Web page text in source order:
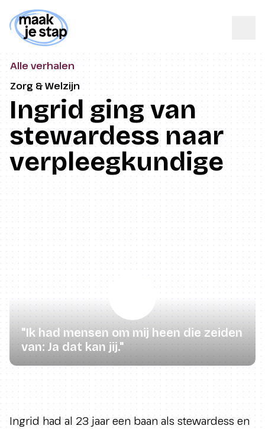
Alle verhalen
Zorg & Welzijn
Ingrid ging van
stewardess naar
verpleegkundige
"Ik had mensen om mij heen die zeiden
van: Ja dat kan jij."
Ingrid had al 23 jaar een baan als stewardess en